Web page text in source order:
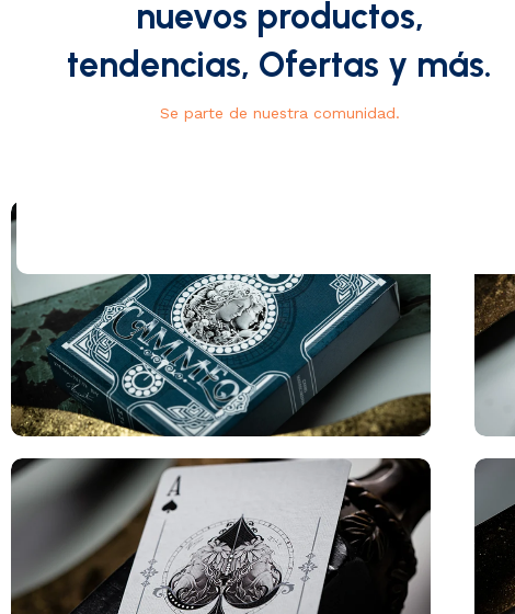
nuevos productos,
tendencias, Ofertas y más.
Se parte de nuestra comunidad.